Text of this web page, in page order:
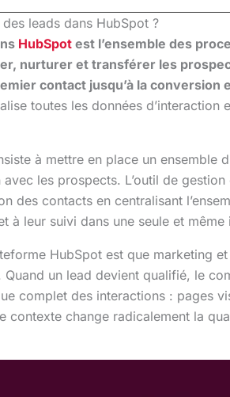
leads dans HubSpot ?
HubSpot est l’ensemble des
nurturer et transférer les
contact jusqu’à la conversion
toutes les données d’interaction
à mettre en place un ensemble
les prospects. L’outil de
des contacts en centralisant
à leur suivi dans une seule et même
HubSpot est que marketing
Quand un lead devient qualifié, le
complet des interactions : pages
contexte change radicalement la